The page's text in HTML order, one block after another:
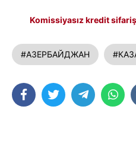
Komissiyasız kredit
#АЗЕРБАЙДЖАН